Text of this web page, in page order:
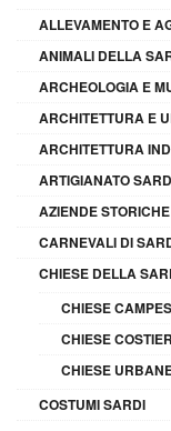
ALLEVAMENTO E
ANIMALI DELLA
ARCHEOLOGIA E
ARCHITETTURA E
ARCHITETTURA
ARTIGIANATO
AZIENDE
CARNEVALI DI
CHIESE DELLA
CHIESE
CHIESE
CHIESE
COSTUMI SARDI